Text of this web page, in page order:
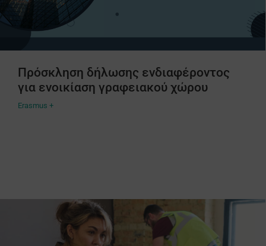
Πρόσκληση δήλωσης ενδιαφέροντος
για ενοικίαση γραφειακού χώρου
Erasmus +